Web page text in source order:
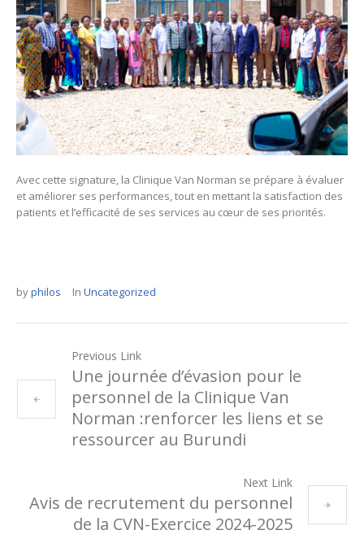
Avec cette signature, la Clinique Van Norman se prépare à évaluer
et améliorer ses performances, tout en mettant la satisfaction des
patients et l’efficacité de ses services au cœur de ses priorités.
byphilos In Uncategorized
Previous Link
Une journée d’évasion pour le
personnel de la Clinique Van
Norman :renforcer les liens et se
ressourcer au Burundi
Next Link
Avis de recrutement du personnel
de la CVN-Exercice 2024-2025